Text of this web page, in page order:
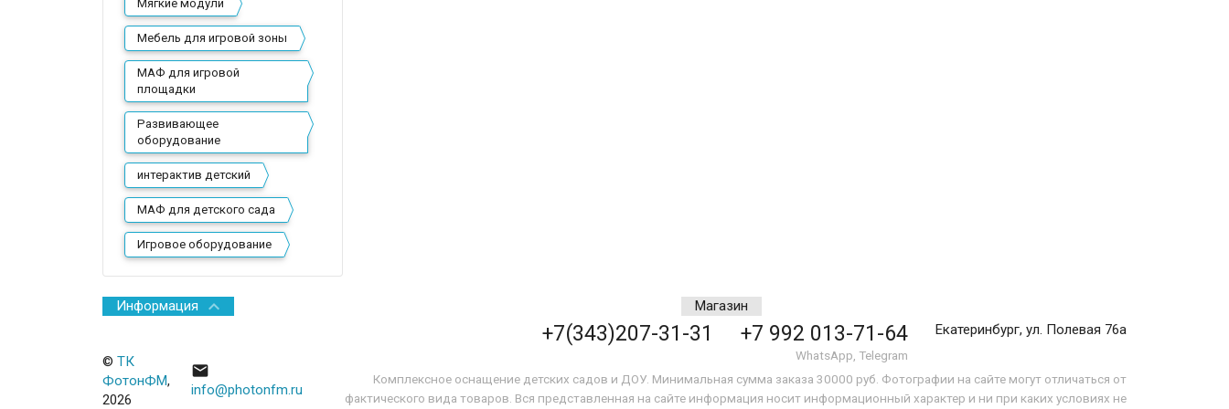
Мягкие модули
Мебель для игровой зоны
МАФ для игровой
площадки
Развивающее
оборудование
интерактив детский
МАФ для детского сада
Игровое оборудование
Информация Магазин
©ТК
ФотонФМ,
2026

info@photonfm.ru
+7(343)207-31-31 +7 992 013-71-64
WhatsApp, Telegram
Екатеринбург, ул. Полевая 76а
Комплексное оснащение детских садов и ДОУ. Минимальная сумма заказа 30000 руб. Фотографии на сайте могут отличаться от
фактического вида товаров. Вся представленная на сайте информация носит информационный характер и ни при каких условиях не